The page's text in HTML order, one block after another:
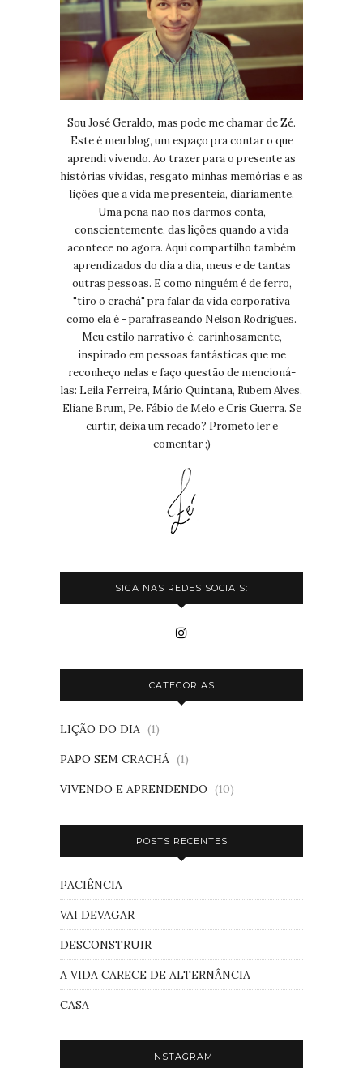
Sou José Geraldo, mas pode me chamar de Zé.
Este é meu blog, um espaço pra contar o que
aprendi vivendo. Ao trazer para o presente as
histórias vividas, resgato minhas memórias e as
lições que a vida me presenteia, diariamente.
Uma pena não nos darmos conta,
conscientemente, das lições quando a vida
acontece no agora. Aqui compartilho também
aprendizados do dia a dia, meus e de tantas
outras pessoas. E como ninguém é de ferro,
"tiro o crachá" pra falar da vida corporativa
como ela é - parafraseando Nelson Rodrigues.
Meu estilo narrativo é, carinhosamente,
inspirado em pessoas fantásticas que me
reconheço nelas e faço questão de mencioná-
las: Leila Ferreira, Mário Quintana, Rubem Alves,
Eliane Brum, Pe. Fábio de Melo e Cris Guerra. Se
curtir, deixa um recado? Prometo ler e
comentar ;)
SIGA NAS REDES SOCIAIS:
CATEGORIAS
LIÇÃO DO DIA (1)
PAPO SEM CRACHÁ (1)
VIVENDO E APRENDENDO (10)
POSTS RECENTES
PACIÊNCIA
VAI DEVAGAR
DESCONSTRUIR
A VIDA CARECE DE ALTERNÂNCIA
CASA
INSTAGRAM